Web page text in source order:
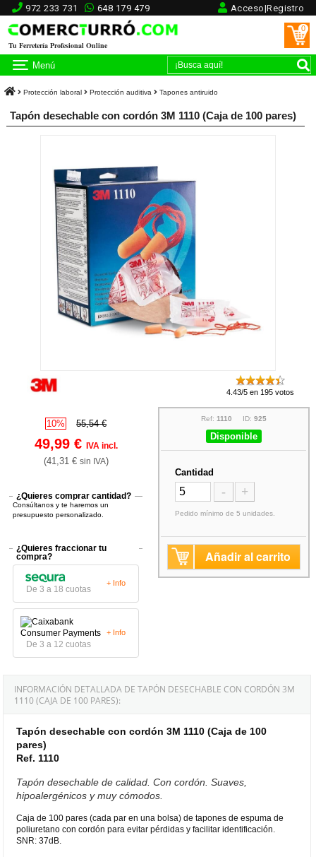
972 233 731 648 179 479 Acceso|Registro
Tu Ferretería Profesional Online
0
Menú
Protección laboral Protección auditiva Tapones antiruido
Tapón desechable con cordón 3M 1110 (Caja de 100 pares)
4.43/5 en 195 votos
10% 55,54 €
49,99 € IVA incl.
(41,31 € sin IVA)
¿Quieres comprar cantidad?
Consúltanos y te haremos un
presupuesto personalizado.
¿Quieres fraccionar tu
compra?
De 3 a 18 cuotas
+ Info
De 3 a 12 cuotas
+ Info
Ref: 1110 ID: 925
Disponible
Cantidad
- +
Pedido mínimo de 5 unidades.
Añadir al carrito
INFORMACIÓN DETALLADA DE TAPÓN DESECHABLE CON CORDÓN 3M
1110 (CAJA DE 100 PARES):
Tapón desechable con cordón 3M 1110 (Caja de 100
pares)
Ref. 1110
Tapón desechable de calidad. Con cordón. Suaves,
hipoalergénicos y muy cómodos.
Caja de 100 pares (cada par en una bolsa) de tapones de espuma de
poliuretano con cordón para evitar pérdidas y facilitar identificación.
SNR: 37dB.